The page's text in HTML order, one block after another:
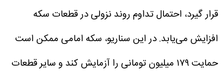
قرار گیرد، احتمال تداوم روند نزولی در قطعات سکه
افزایش می‌یابد. در این سناریو، سکه امامی ممکن است
حمایت ۱۷۹ میلیون تومانی را آزمایش کند و سایر قطعات